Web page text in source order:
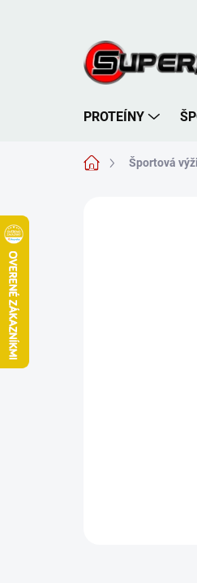
PROTEÍNY
DomovŠportová